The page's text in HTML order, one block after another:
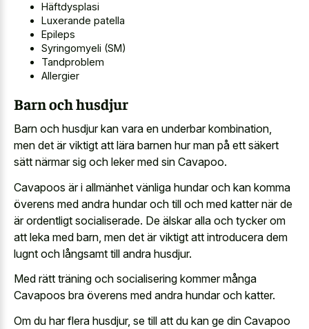
Häftdysplasi
Luxerande patella
Epileps
Syringomyeli (SM)
Tandproblem
Allergier
Barn och husdjur
Barn och husdjur kan vara en underbar kombination,
men det är viktigt att lära barnen hur man på ett säkert
sätt närmar sig och leker med sin Cavapoo.
Cavapoos är i allmänhet vänliga hundar och kan komma
överens med andra hundar och till och med katter när de
är ordentligt socialiserade. De älskar alla och tycker om
att leka med barn, men det är viktigt att introducera dem
lugnt och långsamt till andra husdjur.
Med rätt träning och socialisering kommer många
Cavapoos bra överens med andra hundar och katter.
Om du har flera husdjur, se till att du kan ge din Cavapoo